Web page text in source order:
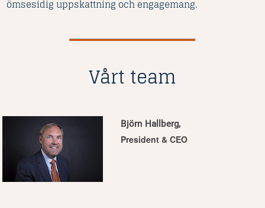
ömsesidig uppskattning och engagemang.
Vårt team
Björn Hallberg,
President & CEO